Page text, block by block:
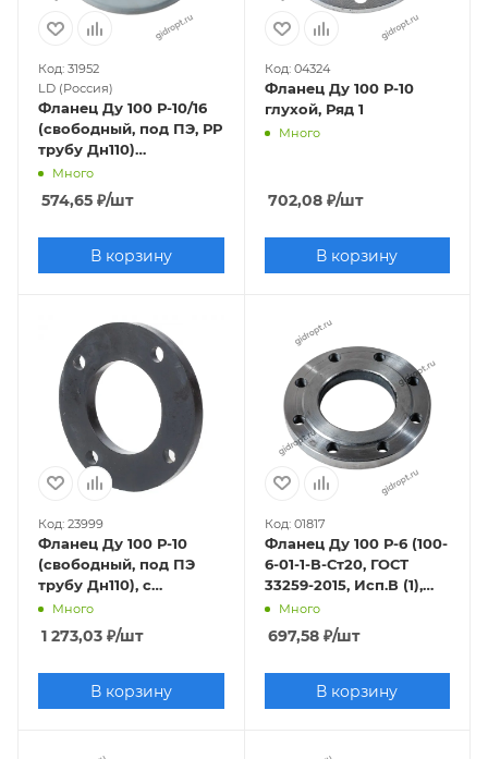
Код: 31952
LD (Россия)
Фланец Ду 100 Р-10/16
(свободный, под ПЭ, РР
трубу Дн110)
штампованный,
оцинкованный
Много
574,65 ₽/шт
В корзину
Код: 04324
Фланец Ду 100 Р-10
глухой, Ряд 1
Много
702,08₽/шт
В корзину
Код: 23999
Фланец Ду 100 Р-10
(свободный, под ПЭ
трубу Дн110), с
полимерным
покрытием
Много
1 273,03 ₽/шт
В корзину
Код: 01817
Фланец Ду 100 Р-6 (100-
6-01-1-В-Ст20, ГОСТ
33259-2015, Исп.В (1),
Ряд 1)
Много
697,58₽/шт
В корзину